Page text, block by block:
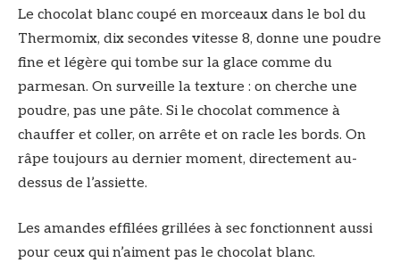
Le chocolat blanc coupé en morceaux dans le bol du
Thermomix, dix secondes vitesse 8, donne une poudre
fine et légère qui tombe sur la glace comme du
parmesan. On surveille la texture : on cherche une
poudre, pas une pâte. Si le chocolat commence à
chauffer et coller, on arrête et on racle les bords. On
râpe toujours au dernier moment, directement au-
dessus de l’assiette.
Les amandes effilées grillées à sec fonctionnent aussi
pour ceux qui n’aiment pas le chocolat blanc.